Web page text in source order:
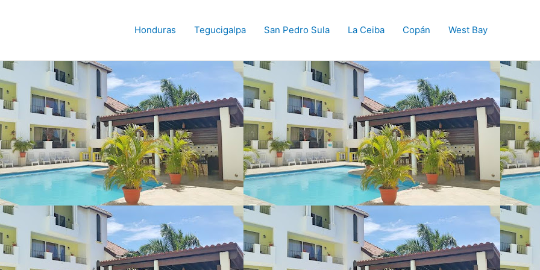
Honduras Tegucigalpa San Pedro Sula La Ceiba Copán West Bay